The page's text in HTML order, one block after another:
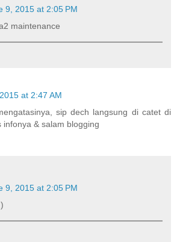
9, 2015 at 2:05 PM
maintenance
at 2:47 AM
sip dech langsung di catet di
infonya & salam blogging
9, 2015 at 2:05 PM